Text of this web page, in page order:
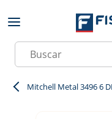
Skip to main
Site Search
Mitchell Metal 3496 6